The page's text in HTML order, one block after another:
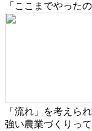
「ここまでやった
「流れ」を考えら
強い農業づくりっ